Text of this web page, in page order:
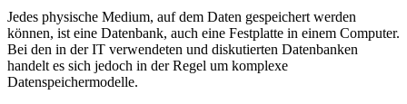
Jedes physische Medium, auf dem Daten gespeichert werden
können, ist eine Datenbank, auch eine Festplatte in einem Computer.
Bei den in der IT verwendeten und diskutierten Datenbanken
handelt es sich jedoch in der Regel um komplexe
Datenspeichermodelle.